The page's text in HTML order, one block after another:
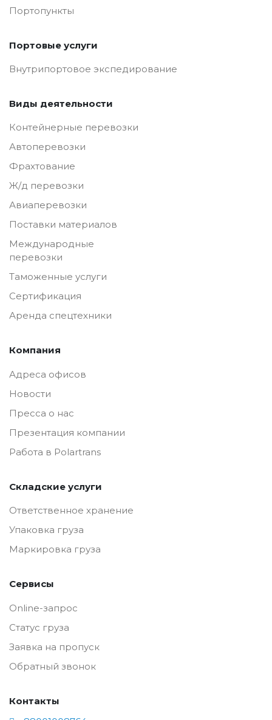
Портопункты
Портовые услуги
Внутрипортовое экспедирование
Виды деятельности
Контейнерные перевозки
Автоперевозки
Фрахтование
Ж/д перевозки
Авиаперевозки
Поставки материалов
Международные
перевозки
Таможенные услуги
Сертификация
Аренда спецтехники
Компания
Адреса офисов
Новости
Пресса о нас
Презентация компании
Работа в Polartrans
Складские услуги
Ответственное хранение
Упаковка груза
Маркировка груза
Сервисы
Online-запрос
Статус груза
Заявка на пропуск
Обратный звонок
Контакты